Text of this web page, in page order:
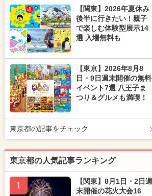
【関東】2026年夏休み
後半に行きたい！親子
で楽しむ体験型展示14
選 入場無料も
【東京】2026年8月8
日・9日週末開催の無料
イベント7選 八王子ま
つり＆グルメも満喫！
東京都の記事をチェック
東京都の人気記事ランキング
1
【関東】8月1日・2日週
末開催の花火大会16